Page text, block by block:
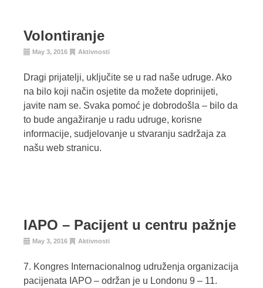
Volontiranje
May 3, 2016 Aktivnosti
Dragi prijatelji, uključite se u rad naše udruge. Ako
na bilo koji način osjetite da možete doprinijeti,
javite nam se. Svaka pomoć je dobrodošla – bilo da
to bude angažiranje u radu udruge, korisne
informacije, sudjelovanje u stvaranju sadržaja za
našu web stranicu.
IAPO – Pacijent u centru pažnje
May 3, 2016 Aktivnosti
7. Kongres Internacionalnog udruženja organizacija
pacijenata IAPO – održan je u Londonu 9 – 11.